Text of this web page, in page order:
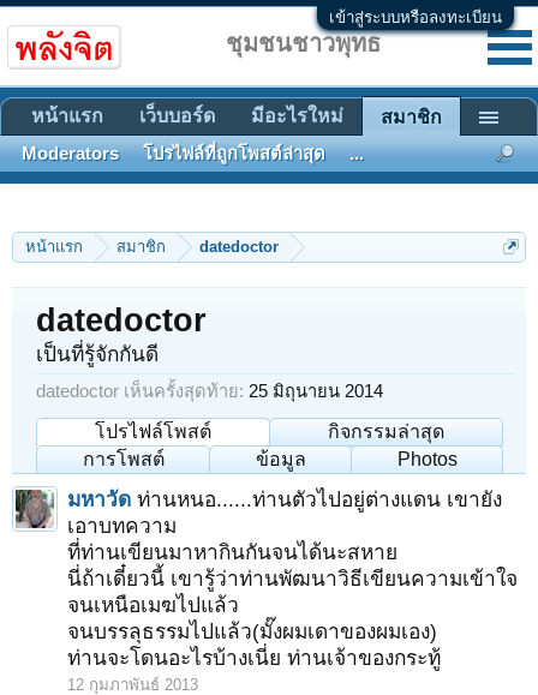
เข้าสู่ระบบหรือลงทะเบียน
หน้าแรก สมาชิก datedoctor
datedoctor
เป็นที่รู้จักกันดี
datedoctor เห็นครั้งสุดท้าย: 25 มิถุนายน 2014
โปรไฟล์โพสต์
กิจกรรมล่าสุด
การโพสต์
ข้อมูล Photos
มหาวัด ท่านหนอ......ท่านตัวไปอยู่ต่างแดน เขายัง
เอาบทความ
ที่ท่านเขียนมาหากินกันจนได้นะสหาย
นี่ถ้าเดี๋ยวนี้ เขารู้ว่าท่านพัฒนาวิธีเขียนความเข้าใจ
จนเหนือเมฆไปแล้ว
จนบรรลุธรรมไปแล้ว(มั๊งผมเดาของผมเอง)
ท่านจะโดนอะไรบ้างเนี่ย ท่านเจ้าของกระทู้
12 กุมภาพันธ์ 2013
ชุมชนชาวพุทธ
หน้าแรก เว็บบอร์ด มีอะไรใหม่ สมาชิก
Moderators โปรไฟล์ที่ถูกโพสต์ล่าสุด ...